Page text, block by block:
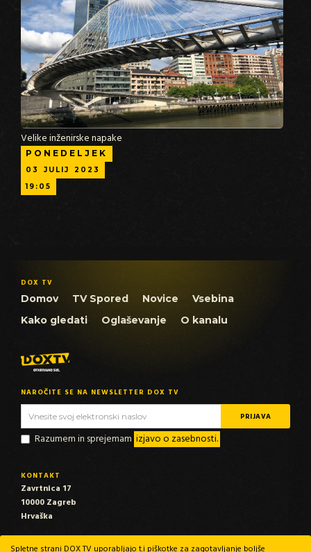
Velike inženirske napake
PONEDELJEK
03 JULIJ
2023
19:05
DOX TV
Domov TV Spored Novice
Vsebina
Kako gledati
Oglaševanje O kanalu
NAROČITE SE NA NEWSLETTER DOX TV
Razumem in sprejemam izjavo o zasebnosti.
KONTAKT
Zavrtnica 17
10000 Zagreb
Hrvaška
EMAIL
Spletne strani DOX TV uporabljajo t.i piškotke za zagotavljanje boljše